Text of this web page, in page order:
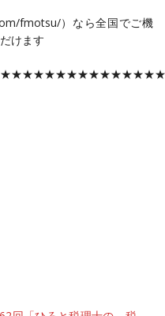
fmotsu/）なら全国でご機
けます